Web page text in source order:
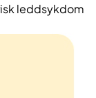
leddsykdom